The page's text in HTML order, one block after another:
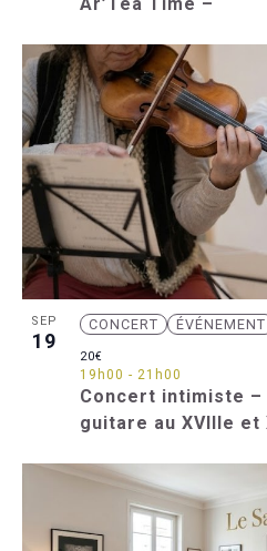
SEP
19
Concert intimiste
guitare au XVIIIe et
CONCERT ÉVÉNEMENT
19h00 - 21h00
20€